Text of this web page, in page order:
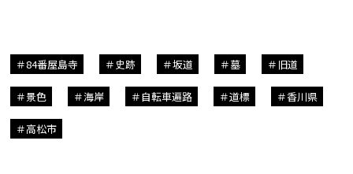
84番屋島寺 史跡 坂道 墓 旧道
景色 海岸 自転車遍路 道標 香川県
高松市